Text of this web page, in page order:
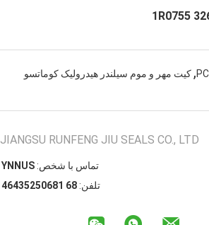
, کیت مهر و موم سیلندر هیدرولیک کوماتسو
JIANGSU RUNFENG JIU SEALS CO., LTD.
تماس با شخص: SUNNY
تلفن: 86 18605253464